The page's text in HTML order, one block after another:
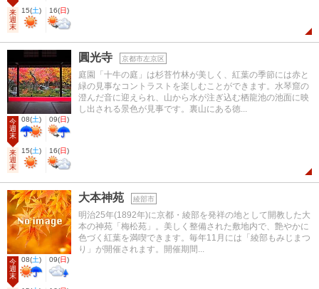
来
週
末
15(土) 16(日)
今
週
末
08(土) 09(日)
来
週
末
15(土) 16(日)
圓光寺 京都市左京区
庭園「十牛の庭」は杉苔竹林が美しく、紅葉の季節には赤と
緑の見事なコントラストを楽しむことができます。水琴窟の
澄んだ音に迎えられ、山から水が注ぎ込む栖龍池の池面に映
し出される景色が見事です。裏山にある徳...
今
週
末
08(土) 09(日)
大本神苑 綾部市
明治25年(1892年)に京都・綾部を発祥の地として開教した大
本の神苑「梅松苑」。美しく整備された敷地内で、艶やかに
色づく紅葉を満喫できます。毎年11月には「綾部もみじまつ
り」が開催されます。開催期間...